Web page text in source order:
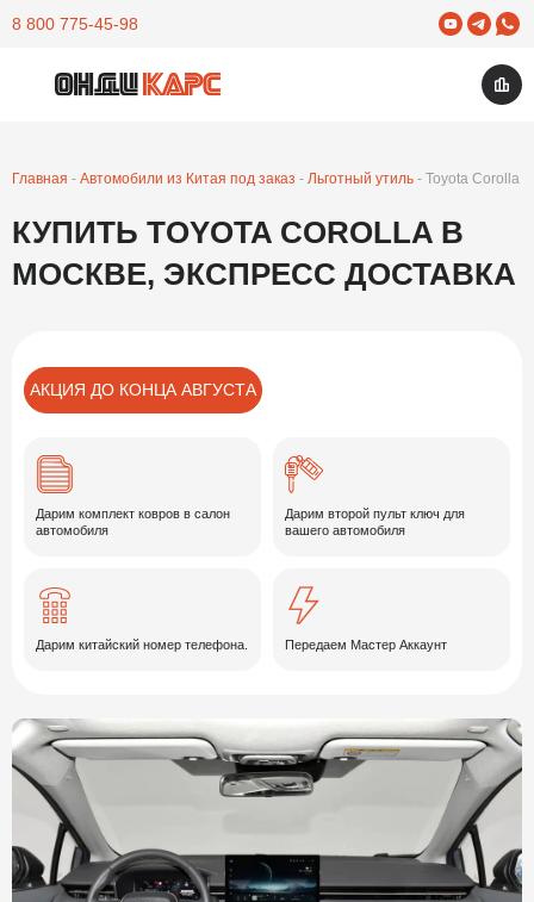
8 800 775-45-98 YuotubeTelegram
Главная Автомобили из Китая под заказ Льготный утиль Toyota Corolla
КУПИТЬ TOYOTA COROLLA В
МОСКВЕ, ЭКСПРЕСС ДОСТАВКА
АКЦИЯ ДО КОНЦА АВГУСТА
Дарим комплект ковров в салон
автомобиля
Дарим второй пульт ключ для
вашего автомобиля
Дарим китайский номер телефона. Передаем Мастер Аккаунт